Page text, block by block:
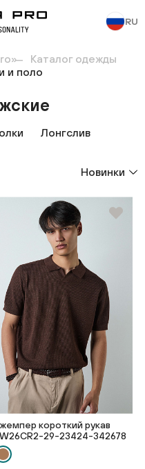
RU
Каталог одежды
и поло
Лонгслив
Новинки
короткий рукав
29-23424-342678